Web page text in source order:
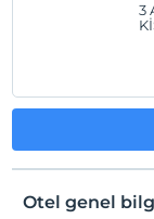
3
Otel genel